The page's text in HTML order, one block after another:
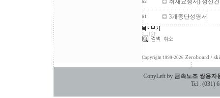
62
61 3개종단성명서
Copyright 1999-2026 Zeroboard /
CopyLeft by 금속노조 쌍용자
Tel : (031)